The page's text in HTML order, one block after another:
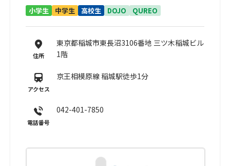
小学生 中学生 高校生 DOJO QUREO
住所
東京都稲城市東長沼3106番地 三ツ木稲城ビル
1階
アクセス
京王相模原線 稲城駅徒歩1分
電話番号
042-401-7850